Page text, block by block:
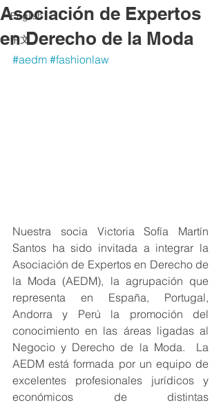
English
中文
Asociación de Expertos
en Derecho de la Moda
#aedm #fashionlaw
Nuestra socia Victoria Sofía Martín
Santos ha sido invitada a integrar la
Asociación de Expertos en Derecho de
la Moda (AEDM), la agrupación que
representa en España, Portugal,
Andorra y Perú la promoción del
conocimiento en las áreas ligadas al
Negocio y Derecho de la Moda.  La
AEDM está formada por un equipo de
excelentes profesionales jurídicos y
económicos de distintas